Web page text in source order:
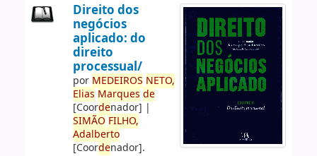
Direito dos
negócios
aplicado: do
direito
processual/
por MEDEIROS NETO,
Elias Marques de
[Coordenador] |
SIMÃO FILHO,
Adalberto
[Coordenador].